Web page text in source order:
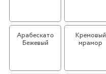
Арабескато
Бежевый
Кремовый
мрамор